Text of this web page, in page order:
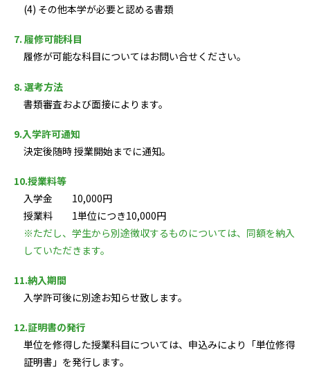
(4) その他本学が必要と認める書類
7. 履修可能科目
履修が可能な科目についてはお問い合せください。
8. 選考方法
書類審査および面接によります。
9.入学許可通知
決定後随時 授業開始までに通知。
10.授業料等
入学金 10,000円
授業料 1単位につき10,000円
※ただし、学生から別途徴収するものについては、同額を納入
していただきます。
11.納入期間
入学許可後に別途お知らせ致します。
12.証明書の発行
単位を修得した授業科目については、申込みにより「単位修得
証明書」を発行します。